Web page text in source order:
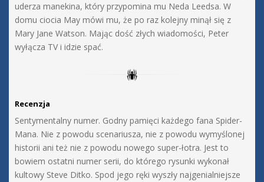
uderza manekina, który przypomina mu Neda Leedsa. W
domu ciocia May mówi mu, że po raz kolejny minął się z
Mary Jane Watson. Mając dość złych wiadomości, Peter
wyłącza TV i idzie spać.
Recenzja
Sentymentalny numer. Godny pamięci każdego fana Spider-
Mana. Nie z powodu scenariusza, nie z powodu wymyślonej
historii ani też nie z powodu nowego super-łotra. Jest to
bowiem ostatni numer serii, do którego rysunki wykonał
kultowy Steve Ditko. Spod jego ręki wyszły najgenialniejsze